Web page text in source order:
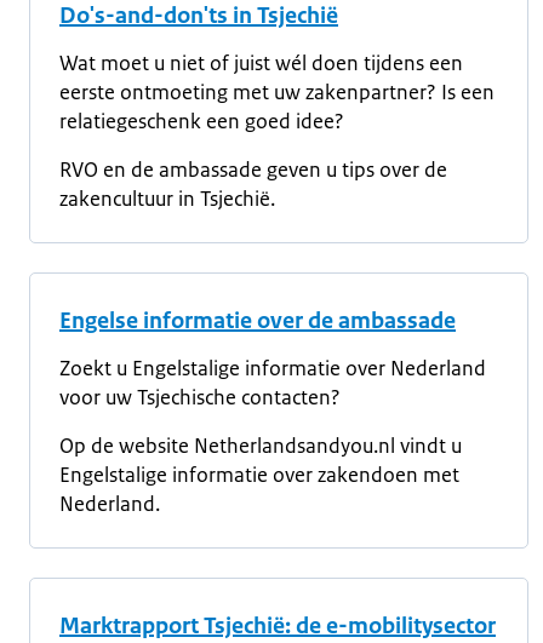
Do's-and-don'ts in Tsjechië
Wat moet u niet of juist wél doen tijdens een
eerste ontmoeting met uw zakenpartner? Is een
relatiegeschenk een goed idee?
RVO en de ambassade geven u tips over de
zakencultuur in Tsjechië.
Engelse informatie over de ambassade
Zoekt u Engelstalige informatie over Nederland
voor uw Tsjechische contacten?
Op de website Netherlandsandyou.nl vindt u
Engelstalige informatie over zakendoen met
Nederland.
Marktrapport Tsjechië: de e-mobilitysector